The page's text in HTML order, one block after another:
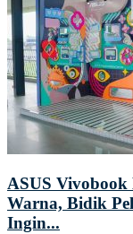
ASUS
Warna, Bidik
Ingin...